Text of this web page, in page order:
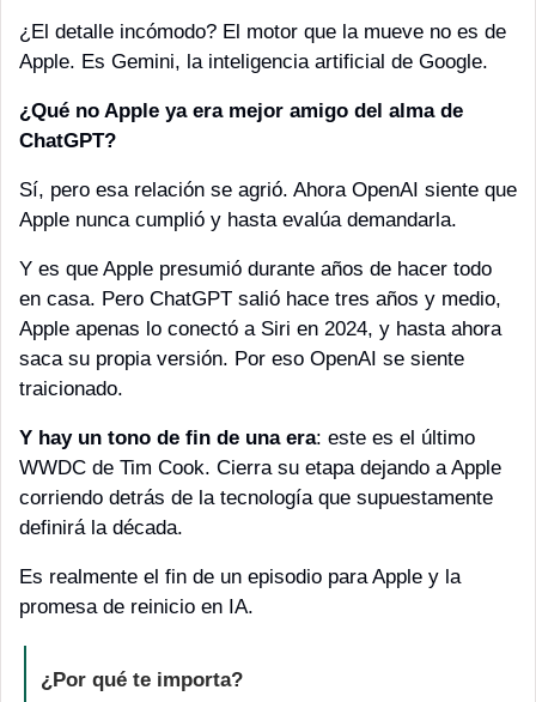
¿El detalle incómodo? El motor que la mueve no es de
Apple. Es Gemini, la inteligencia artificial de Google.
¿Qué no Apple ya era mejor amigo del alma de
ChatGPT?
Sí, pero esa relación se agrió. Ahora OpenAI siente que
Apple nunca cumplió y hasta evalúa demandarla.
Y es que Apple presumió durante años de hacer todo
en casa. Pero ChatGPT salió hace tres años y medio,
Apple apenas lo conectó a Siri en 2024, y hasta ahora
saca su propia versión. Por eso OpenAI se siente
traicionado.
Y hay un tono de fin de una era: este es el último
WWDC de Tim Cook. Cierra su etapa dejando a Apple
corriendo detrás de la tecnología que supuestamente
definirá la década.
Es realmente el fin de un episodio para Apple y la
promesa de reinicio en IA.
¿Por qué te importa?